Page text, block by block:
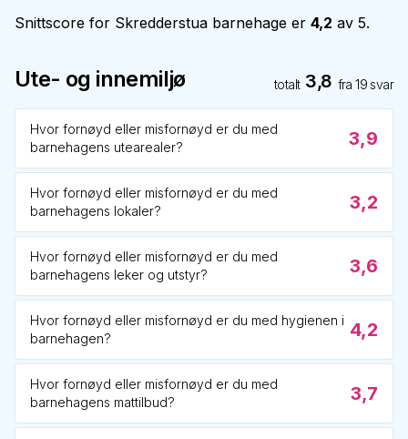
Snittscore for Skredderstua barnehage er 4,2 av 5.
Ute- og innemiljø totalt 3,8 fra19 svar
Hvor fornøyd eller misfornøyd er du med
barnehagens utearealer?
3,9
Hvor fornøyd eller misfornøyd er du med
barnehagens lokaler?
3,2
Hvor fornøyd eller misfornøyd er du med
barnehagens leker og utstyr?
3,6
Hvor fornøyd eller misfornøyd er du med hygienen i
barnehagen?
4,2
Hvor fornøyd eller misfornøyd er du med
barnehagens mattilbud?
3,7